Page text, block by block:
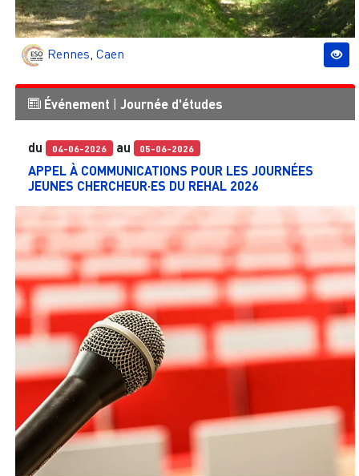
Rennes Caen
Événement | Journée d'études
du 04-06-2026 au 05-06-2026
APPEL À COMMUNICATIONS POUR LES JOURNÉES
JEUNES CHERCHEUR·ES DU REHAL 2026